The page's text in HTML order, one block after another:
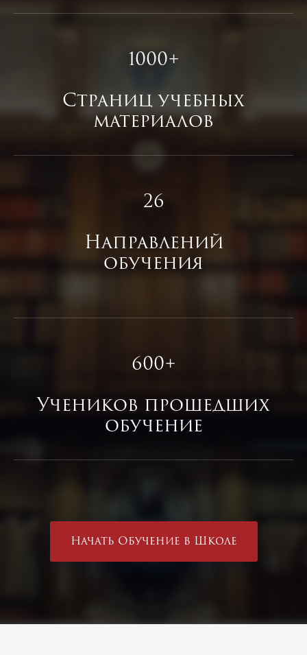
1000+
Страниц учебных
материалов
26
Направлений
обучения
600+
Учеников прошедших
обучение
Начать Обучение в Школе